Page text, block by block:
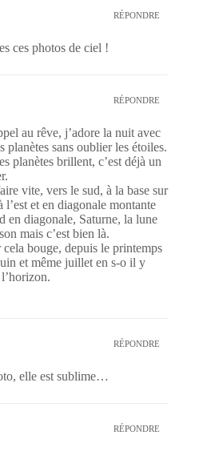
RÉPONDRE
ces photos de ciel !
RÉPONDRE
au rêve, j’adore la nuit avec
planètes sans oublier les étoiles.
planètes brillent, c’est déjà un
vite, vers le sud, à la base sur
et en diagonale montante
en diagonale, Saturne, la lune
mais c’est bien là.
bouge, depuis le printemps
et même juillet en s-o il y
RÉPONDRE
elle est sublime…
RÉPONDRE